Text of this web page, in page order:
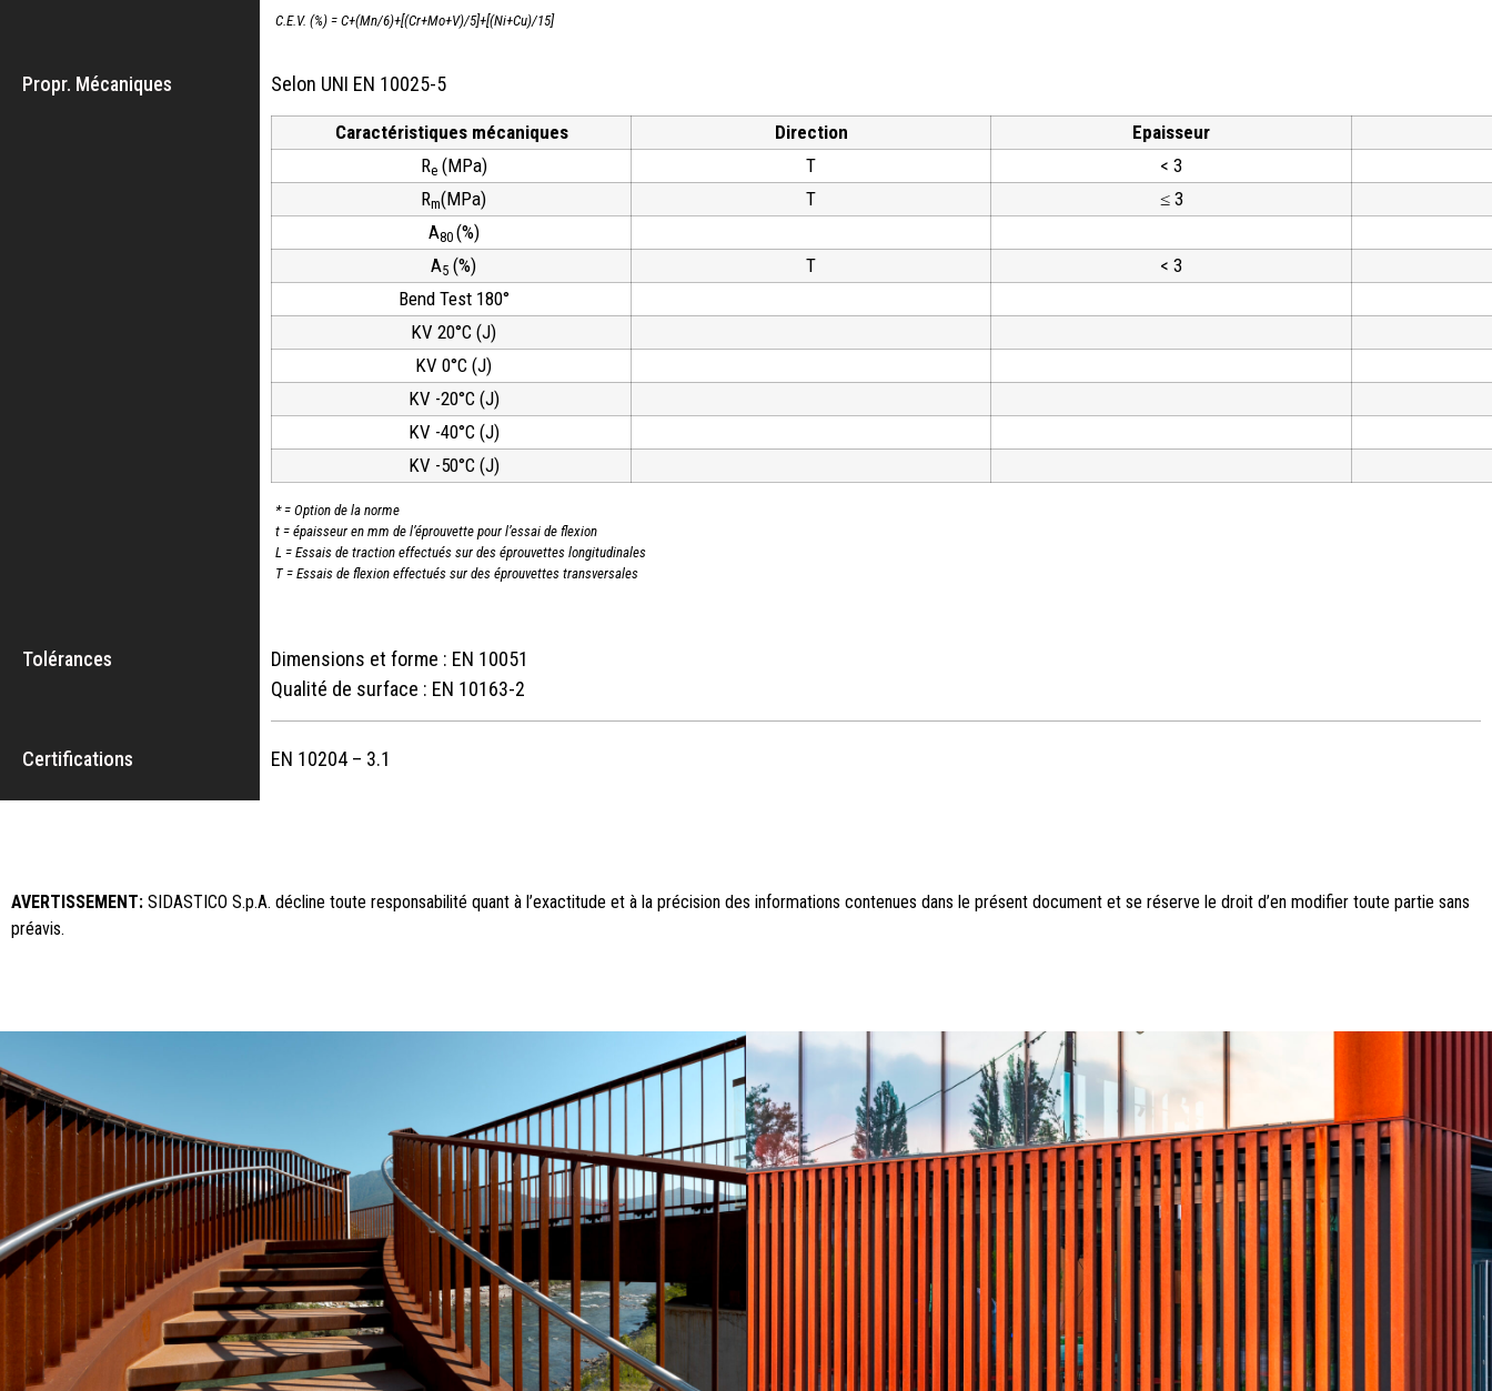
C.E.V. (%) = C+(Mn/6)+[(Cr+Mo+V)/5]+[(Ni+Cu)/15]
Propr. Mécaniques Selon UNI EN 10025-5
Caractéristiques mécaniques Direction
Epaisseur
Re(MPa) T
< 3
Rm(MPa) T
≤ 3
A80 (%)
A5 (%) T
< 3
Bend Test 180°
KV 20°C (J)
KV 0°C (J)
KV -20°C (J)
KV -40°C (J)
KV -50°C (J)
* = Option de la norme
t = épaisseur en mm de l’éprouvette pour l’essai de flexion
L = Essais de traction effectués sur des éprouvettes longitudinales
T = Essais de flexion effectués sur des éprouvettes transversales
Tolérances
Dimensions et forme : EN 10051
Qualité de surface : EN 10163-2
Certifications EN 10204 – 3.1
AVERTISSEMENT: SIDASTICO S.p.A. décline toute responsabilité quant à l’exactitude et à la précision des informations contenues dans le présent document et se réserve le droit d’en modifier toute partie sans
préavis.